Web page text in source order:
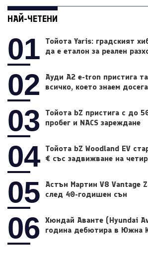
НАЙ-ЧЕТЕНИ
01
Тойота Yaris: градският
да е еталон за реален
02
Ауди A2 e-tron пристига
всичко, което знаем досега
03
Тойота bZ пристига с до
пробег и NACS зареждане
04 Тойота bZ Woodland EV
€ със задвижване на
05
Астън Мартин V8 Vantage
след 40-годишен сън
06
Хюндай Аванте (Hyundai
година дебютира в Южна